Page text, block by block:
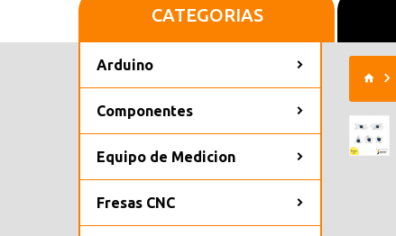
Inicio
CATEGORIAS
Arduino
Componentes
Equipo de Medicion
Fresas CNC